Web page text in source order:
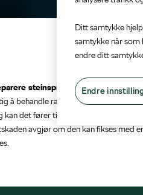
steinsprutskader eller skifte
å behandle raskt for å unngå at
kan det fører til at hele frontruten må
avgjør om den kan fikses med
Ditt samtykke
samtykke når som
endre ditt
Endre